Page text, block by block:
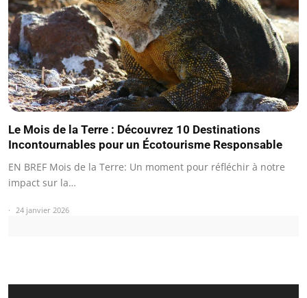
Le Mois de la Terre : Découvrez 10 Destinations
Incontournables pour un Écotourisme Responsable
EN BREF Mois de la Terre: Un moment pour réfléchir à notre
impact sur la…
24 janvier 2026